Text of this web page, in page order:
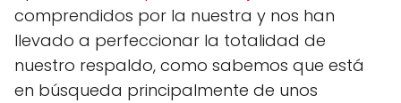
comprendidos por la nuestra y nos han
llevado a perfeccionar la totalidad de
nuestro respaldo, como sabemos que está
en búsqueda principalmente de unos